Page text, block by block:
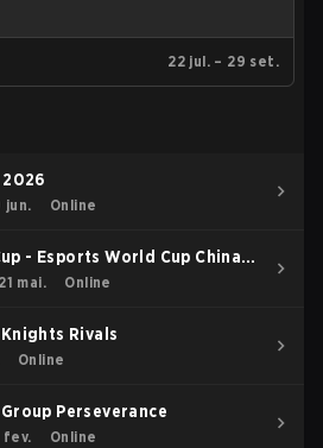
22 jul. – 29 set.
2026
jun. Online
- Esports World Cup China
mai. Online
Rivals
Online
Perseverance
fev. Online